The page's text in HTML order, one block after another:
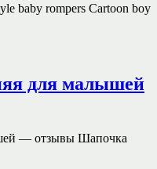
baby rompers Cartoon boy
для малышей
— отзывы Шапочка